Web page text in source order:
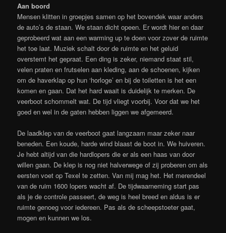
Aan boord
Mensen klitten in groepjes samen op het bovendek waar anders
de auto’s de staan. We staan dicht opeen. Er wordt hier en daar
geprobeerd wat aan een warming up te doen voor zover de ruimte
het toe laat. Muziek schalt door de ruimte en het geluid
overstemt het gepraat. Een ding is zeker, niemand staat stil,
velen praten en frutselen aan kleding, aan de schoenen, kijken
om de haverklap op hun ‘horloge’ en bij de toiletten is het een
komen en gaan. Dat het hard waait is duidelijk te merken. De
veerboot schommelt wat. De tijd vliegt voorbij. Voor dat we het
goed en wel in de gaten hebben liggen we afgemeerd.
De laadklep van de veerboot gaat langzaam maar zeker naar
beneden. Een koude, harde wind blaast de boot in. We huiveren.
Je hebt altijd van die hardlopers die er als een haas van door
willen gaan. De klep is nog niet halverwege of zij proberen om als
eersten voet op Texel te zetten. Van mij mag het. Het merendeel
van de ruim 1600 lopers wacht af. De tijdwaarneming start pas
als je de controle passeert, de weg is heel breed en aldus is er
ruimte genoeg voor iedereen. Pas als de scheepstoeter gaat,
mogen en kunnen we los.